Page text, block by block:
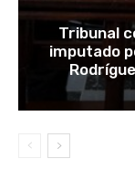
Tribunal
imputado